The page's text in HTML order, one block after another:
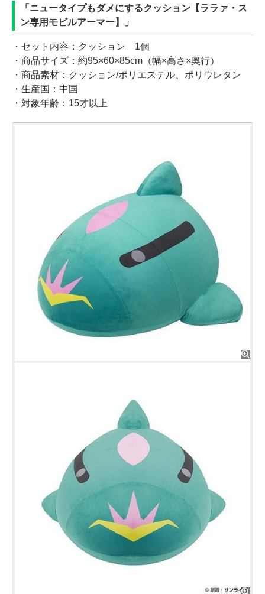
「ニュータイプもダメにするクッション【ララァ・ス
ン専用モビルアーマー】」
・セット内容：クッション 1個
・商品サイズ：約95×60×85cm（幅×高さ×奥行）
・商品素材：クッション/ポリエステル、ポリウレタン
・生産国：中国
・対象年齢：15才以上